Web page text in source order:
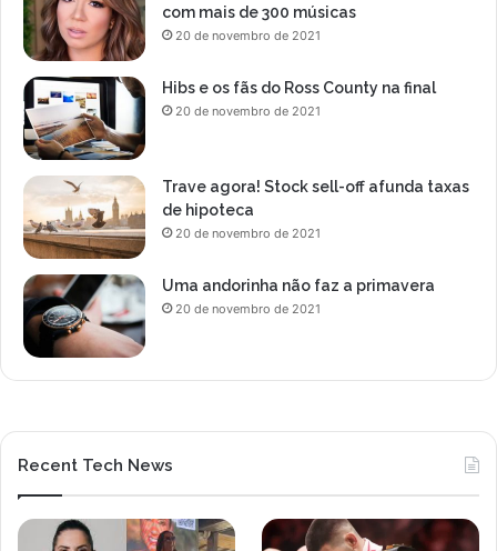
com mais de 300 músicas
20 de novembro de 2021
Hibs e os fãs do Ross County na final
20 de novembro de 2021
Trave agora! Stock sell-off afunda taxas
de hipoteca
20 de novembro de 2021
Uma andorinha não faz a primavera
20 de novembro de 2021
Recent Tech News